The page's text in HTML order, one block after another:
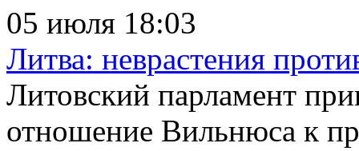
05 июля 18:03
Литва: неврастения
Литовский парламент
отношение Вильнюса к